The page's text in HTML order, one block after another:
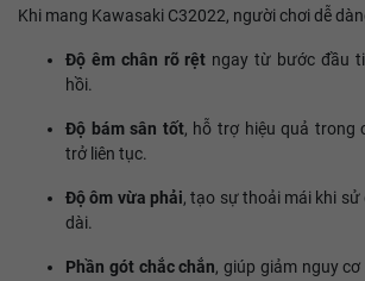
Khi mang Kawasaki C32022, người chơi dễ
Độ êm chân rõ rệt ngay từ bước đầu
hồi.
Độ bám sân tốt, hỗ trợ hiệu quả trong
trở liên tục.
Độ ôm vừa phải, tạo sự thoải mái khi
dài.
Phần gót chắc chắn, giúp giảm nguy